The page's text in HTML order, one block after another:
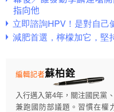
指向他
蘇柏銓
編輯記者
入行邁入第4年，關注國民黨
兼跑國防部議題。習慣在權